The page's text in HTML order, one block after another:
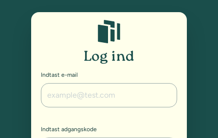
Log ind
Indtast e-mail
Indtast adgangskode